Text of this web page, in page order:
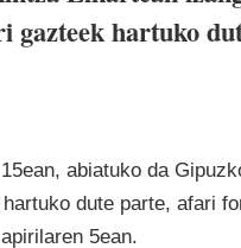
gazteek hartuko
abiatuko da
dute parte, afari
5ean.